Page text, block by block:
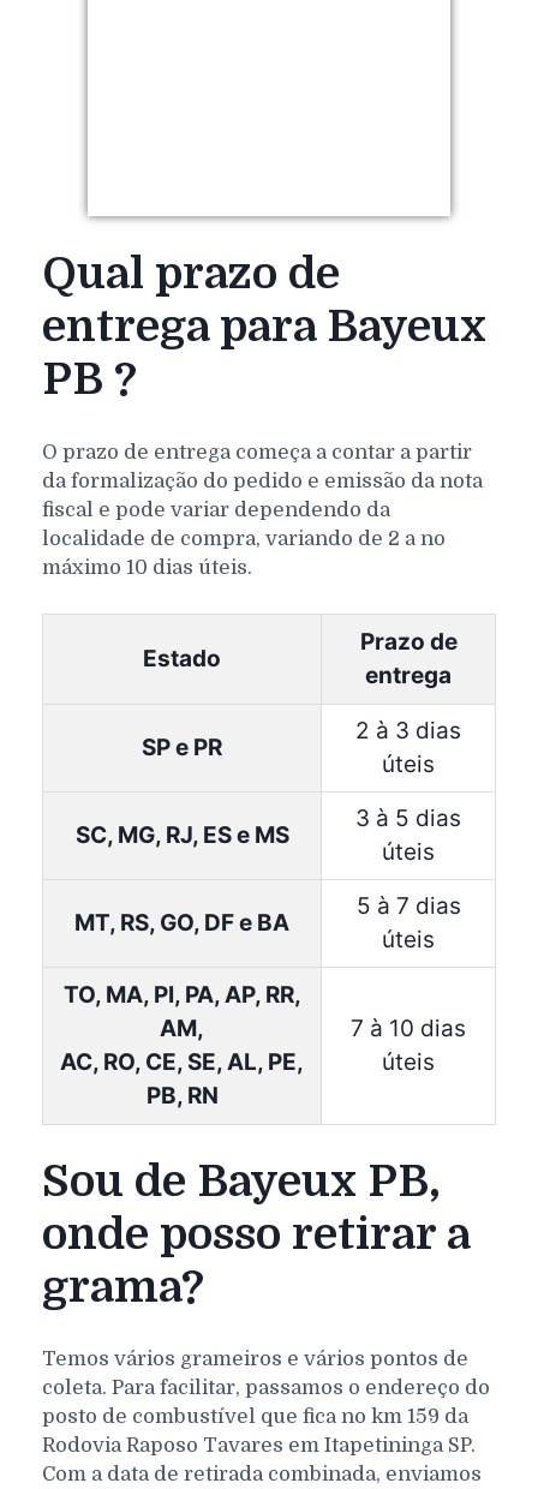
Qual prazo de
entrega para Bayeux
PB ?
O prazo de entrega começa a contar a partir
da formalização do pedido e emissão da nota
fiscal e pode variar dependendo da
localidade de compra, variando de 2 a no
máximo 10 dias úteis.
Estado
Prazo de
entrega
SP e PR
2 à 3 dias
úteis
SC, MG, RJ, ES e MS
3 à 5 dias
úteis
MT, RS, GO, DF e BA
5 à 7 dias
úteis
TO, MA, PI, PA, AP, RR,
AM,
AC, RO, CE, SE, AL, PE,
PB, RN
7 à 10 dias
úteis
Sou de Bayeux PB,
onde posso retirar a
grama?
Temos vários grameiros e vários pontos de
coleta. Para facilitar, passamos o endereço do
posto de combustível que fica no km 159 da
Rodovia Raposo Tavares em Itapetininga SP.
Com a data de retirada combinada, enviamos